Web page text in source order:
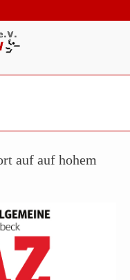
auf auf hohem